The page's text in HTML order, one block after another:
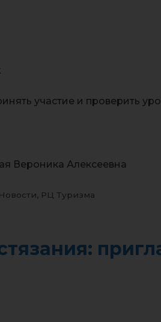
участие и проверить
Вероника Алексеевна
Новости РЦ Туризма